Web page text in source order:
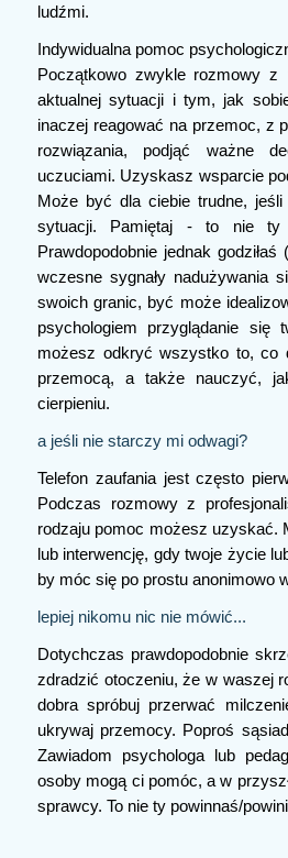
ludźmi.
Indywidualna pomoc
Początkowo zwykle rozmowy z
aktualnej sytuacji i tym, jak
inaczej reagować na przemoc, z
rozwiązania, podjąć ważne
uczuciami. Uzyskasz wsparcie
Może być dla ciebie trudne,
sytuacji. Pamiętaj - to nie ty
Prawdopodobnie jednak godziłaś
wczesne sygnały nadużywania
swoich granic, być może
psychologiem przyglądanie się
możesz odkryć wszystko to, co
przemocą, a także nauczyć,
cierpieniu.
a jeśli nie starczy mi odwagi?
Telefon zaufania jest często
Podczas rozmowy z
rodzaju pomoc możesz uzyskać.
lub interwencję, gdy twoje życie
by móc się po prostu anonimowo
lepiej nikomu nic nie mówić...
Dotychczas prawdopodobnie
zdradzić otoczeniu, że w waszej
dobra spróbuj przerwać
ukrywaj przemocy. Poproś
Zawiadom psychologa lub
osoby mogą ci pomóc, a w
sprawcy. To nie ty powinnaś/